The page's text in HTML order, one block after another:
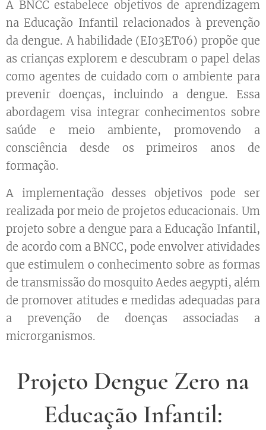
A BNCC estabelece objetivos de aprendizagem
na Educação Infantil relacionados à prevenção
da dengue. A habilidade (EI03ET06) propõe que
as crianças explorem e descubram o papel delas
como agentes de cuidado com o ambiente para
prevenir doenças, incluindo a dengue. Essa
abordagem visa integrar conhecimentos sobre
saúde e meio ambiente, promovendo a
consciência desde os primeiros anos de
formação.
A implementação desses objetivos pode ser
realizada por meio de projetos educacionais. Um
projeto sobre a dengue para a Educação Infantil,
de acordo com a BNCC, pode envolver atividades
que estimulem o conhecimento sobre as formas
de transmissão do mosquito Aedes aegypti, além
de promover atitudes e medidas adequadas para
a prevenção de doenças associadas a
microrganismos.
Projeto Dengue Zero na
Educação Infantil: